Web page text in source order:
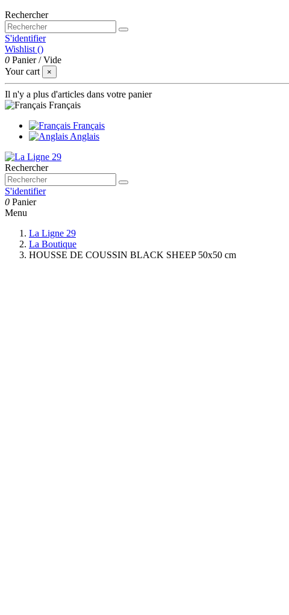
Rechercher
S'identifier
Wishlist ()
0 Panier /Vide
Your cart
×
Il n'y a plus d'articles dans votre panier
Français
Français
Anglais
Rechercher
S'identifier
0 Panier
Menu
La Ligne 29
La Boutique
HOUSSE DE COUSSIN BLACK SHEEP 50x50 cm